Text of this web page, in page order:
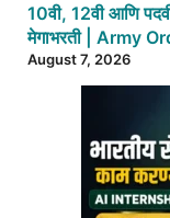
10वी, 12वी आणि
मेगाभरती | Army
August 7, 2026